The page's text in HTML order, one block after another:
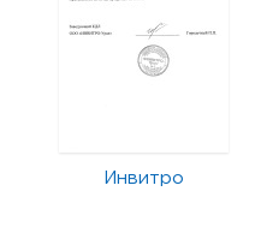
Инвитро